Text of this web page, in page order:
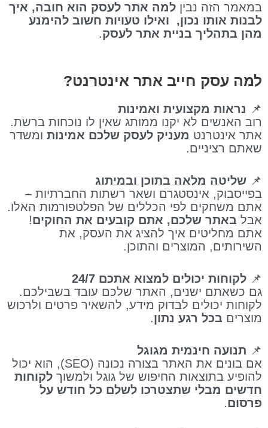
במאמר הזה נבין למה אתר לעסק הוא חובה, איך
לבנות אותו נכון, ואילו טעויות חשוב להימנע
מהן בתהליך בניית אתר לעסק.
למה עסק חייב אתר אינטרנט?
📌 נראות מקצועית ואמינות
רוב האנשים לא יקנו ממותג שאין לו נוכחות ברשת.
אתר אינטרנט מעניק לעסק שלכם אמינות ומשדר
שאתם רציניים.
📌 שליטה מלאה בתוכן ובמיתוג
בפייסבוק, אינסטגרם ושאר רשתות החברתיות –
אתם משחקים לפי הכללים של הפלטפורמות האלו.
אבל באתר שלכם, אתם קובעים את החוקים!
אתם מחליטים איך להציג את העסק, את
השירותים, המוצרים והתוכן.
📌 לקוחות יכולים למצוא אתכם 24/7
גם כשאתם ישנים, האתר שלכם עובד בשבילכם.
לקוחות יכולים לבדוק מידע, להשאיר פרטים ולרכוש
מוצרים בכל רגע נתון.
📌 תנועה חינמית מגוגל
אם בונים את האתר בצורה נכונה (SEO), הוא יכול
להופיע בתוצאות החיפוש של גוגל ולמשוך לקוחות
חדשים מבלי שתצטרכו לשלם כל חודש על
פרסום.